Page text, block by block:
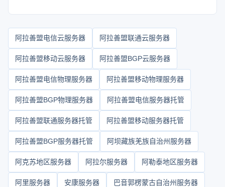
阿拉善盟电信云服务器 阿拉善盟联通云服务器
阿拉善盟移动云服务器 阿拉善盟BGP云服务器
阿拉善盟电信物理服务器 阿拉善盟移动物理服务器
阿拉善盟BGP物理服务器 阿拉善盟电信服务器托管
阿拉善盟联通服务器托管 阿拉善盟移动服务器托管
阿拉善盟BGP服务器托管 阿坝藏族羌族自治州服务器
阿克苏地区服务器 阿拉尔服务器 阿勒泰地区服务器
阿里服务器 安康服务器 巴音郭楞蒙古自治州服务器